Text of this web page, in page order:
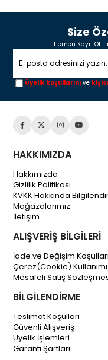
Size
Hemen Kayıt Ol
Üyelik koşullarını ve
HAKKIMIZDA
Hakkımızda
Gizlilik Politikası
KVKK Hakkında
Mağazalarımız
İletişim
ALIŞVERİŞ BİLGİLERİ
İade ve Değişim Koşulları
Çerez(Cookie) Kullanımı
Mesafeli Satış
BİLGİLENDİRME
Teslimat Koşulları
Güvenli Alışveriş
Üyelik İşlemleri
Garanti Şartları